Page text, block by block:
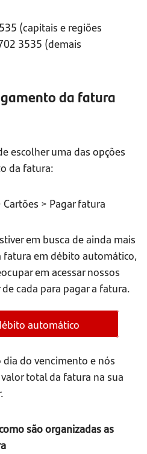
(capitais e regiões
3535 (demais
da fatura
escolher uma das opções
da fatura:
> Pagar fatura
em busca de ainda mais
fatura em débito automático,
em acessar nossos
cada para pagar a fatura.
automático
do vencimento e nós
total da fatura na sua
são organizadas as